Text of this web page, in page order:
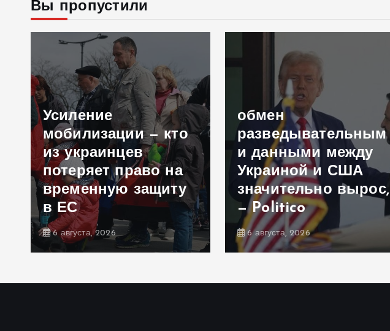
Вы пропустили
Усиление
мобилизации — кто
из украинцев
потеряет право на
временную защиту
в ЕС
6 августа, 2026
обмен
разведывательным
и данными между
Украиной и США
значительно вырос,
— Politico
6 августа, 2026